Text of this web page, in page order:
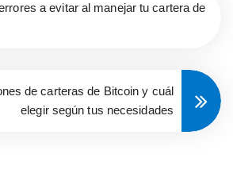
a evitar al manejar tu cartera de
de carteras de Bitcoin y cuál
elegir según tus necesidades